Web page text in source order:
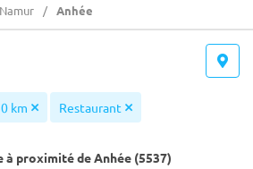
Anhée
km Restaurant
proximité de Anhée (5537)